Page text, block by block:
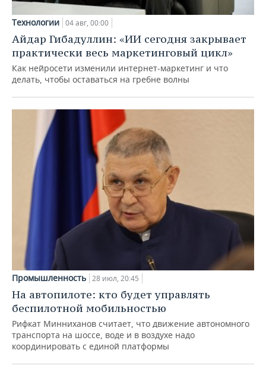
Технологии 04 авг, 00:00
Айдар Гибадуллин: «ИИ сегодня закрывает
практически весь маркетинговый цикл»
Как нейросети изменили интернет-маркетинг и что
делать, чтобы оставаться на гребне волны
Промышленность 28 июл, 20:45
На автопилоте: кто будет управлять
беспилотной мобильностью
Рифкат Минниханов считает, что движение автономного
транспорта на шоссе, воде и в воздухе надо
координировать с единой платформы